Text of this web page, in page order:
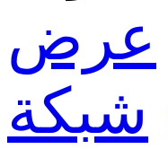
عرض
شبكة